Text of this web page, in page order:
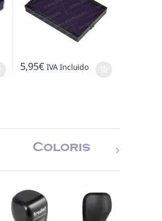
5,95€ IVA Incluido